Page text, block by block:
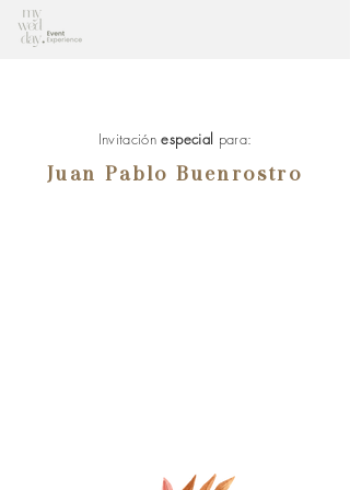
Invitaciónespecial para:
Juan Pablo Buenrostro